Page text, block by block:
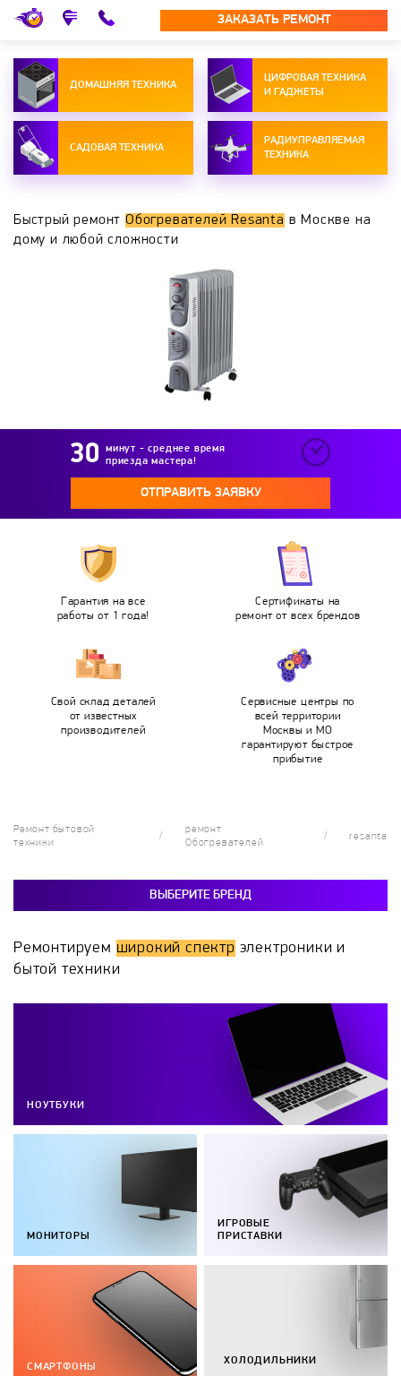
ЗАКАЗАТЬ РЕМОНТ
ДОМАШНЯЯ ТЕХНИКА
ЦИФРОВАЯ ТЕХНИКА
И ГАДЖЕТЫ
САДОВАЯ ТЕХНИКА
РАДИУПРАВЛЯЕМАЯ
ТЕХНИКА
Быстрый ремонтОбогревателей Resanta в Москве на
дому и любой сложности
минут - среднее время
приезда мастера!
ОТПРАВИТЬ ЗАЯВКУ
Гарантия на все
работы от 1 года!
Сертификаты на
ремонт от всех брендов
Свой склад деталей
от известных
производителей
Сервисные центры по
всей территории
Москвы и МО
гарантируют быстрое
прибытие
Ремонт бытовой
техники
ремонт
Обогревателей
resanta
ВЫБЕРИТЕ БРЕНД
Ремонтируем широкий спектр электроники и
бытой техники
НОУТБУКИ
МОНИТОРЫ
ИГРОВЫЕ
ПРИСТАВКИ
СМАРТФОНЫ
ХОЛОДИЛЬНИКИ